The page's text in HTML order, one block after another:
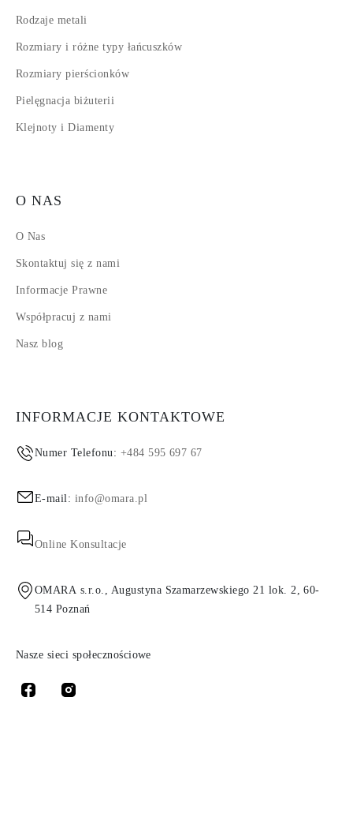
Rodzaje metali
Rozmiary i różne typy łańcuszków
Rozmiary pierścionków
Pielęgnacja biżuterii
Klejnoty i Diamenty
O NAS
O Nas
Skontaktuj się z nami
Informacje Prawne
Współpracuj z nami
Nasz blog
INFORMACJE KONTAKTOWE
Numer Telefonu: +484 595 697 67
E-mail: info@omara.pl
Online Konsultacje
OMARA s.r.o., Augustyna Szamarzewskiego 21 lok. 2, 60-
514 Poznań
Nasze sieci społecznościowe